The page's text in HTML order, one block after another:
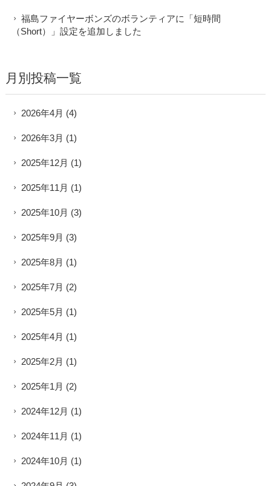
福島ファイヤーボンズのボランティアに「短時間
（Short）」設定を追加しました
月別投稿一覧
2026年4月 (4)
2026年3月 (1)
2025年12月 (1)
2025年11月 (1)
2025年10月 (3)
2025年9月 (3)
2025年8月 (1)
2025年7月 (2)
2025年5月 (1)
2025年4月 (1)
2025年2月 (1)
2025年1月 (2)
2024年12月 (1)
2024年11月 (1)
2024年10月 (1)